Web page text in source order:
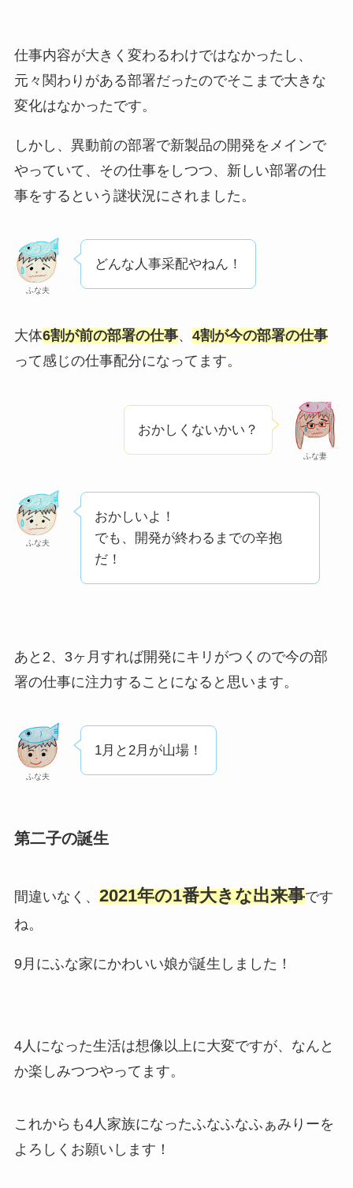
仕事内容が大きく変わるわけではなかったし、
元々関わりがある部署だったのでそこまで大きな
変化はなかったです。
しかし、異動前の部署で新製品の開発をメインで
やっていて、その仕事をしつつ、新しい部署の仕
事をするという謎状況にされました。
ふな夫
どんな人事采配やねん！
大体6割が前の部署の仕事、 4割が今の部署の仕事
って感じの仕事配分になってます。
ふな妻
おかしくないかい？
ふな夫
おかしいよ！
でも、開発が終わるまでの辛抱
だ！
あと2、3ヶ月すれば開発にキリがつくので今の部
署の仕事に注力することになると思います。
ふな夫
1月と2月が山場！
第二子の誕生
間違いなく、 2021年の1番大きな出来事です
ね。
9月にふな家にかわいい娘が誕生しました！
4人になった生活は想像以上に大変ですが、なんと
か楽しみつつやってます。
これからも4人家族になったふなふなふぁみりーを
よろしくお願いします！